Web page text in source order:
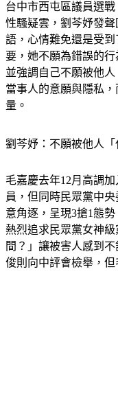
台中市西屯區議員選
性騷疑雲，劉芩妤發
語，心情難免還是受
要，她不願為錯誤的
並強調自己不願被他
當事人的意願與隱私
量。
劉芩妤：不願被他人「
毛嘉慶去年12月高調
員，但同時民眾黨中
意角逐，呈現3搶1態
熱烈追求民眾黨女神
間？」讓被害人感到
俊則向中評會檢舉，但